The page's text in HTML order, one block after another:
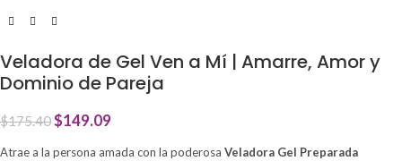
Veladora de Gel Ven a Mí | Amarre, Amor y
Dominio de Pareja
$175.40$149.09
Atrae a la persona amada con la poderosa Veladora Gel Preparada